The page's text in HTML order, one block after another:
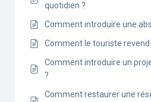
quotidien ?
Comment introduire une
Comment le touriste
Comment introduire un
?
Comment restaurer une